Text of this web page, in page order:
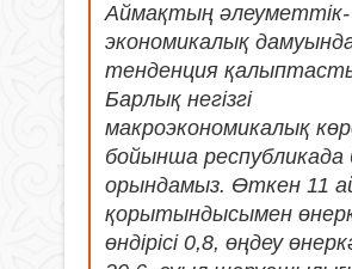
Аймақтың әлеуметтік-
экономикалық
тенденция
Барлық негізгі
макроэкономикалық
бойынша республикада
орындамыз. Өткен 11
қорытындысымен
өндірісі 0,8, өңдеу